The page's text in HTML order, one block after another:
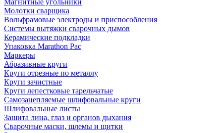
Магнитные угольники
Молотки сварщика
Вольфрамовые электроды и приспособления
Системы вытяжки сварочных дымов
Керамические подкладки
Упаковка Marathon Pac
Маркеры
Абразивные круги
Круги отрезные по металлу
Круги зачистные
Круги лепестковые тарельчатые
Самозацепляемые шлифовальные круги
Шлифовальные листы
Защита лица, глаз и органов дыхания
Сварочные маски, шлемы и щитки